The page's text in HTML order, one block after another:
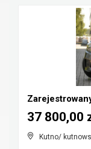
Kutno/
37 800,00